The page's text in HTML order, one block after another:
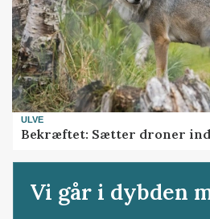
ULVE
Bekræftet: Sætter droner
Vi går i dybden